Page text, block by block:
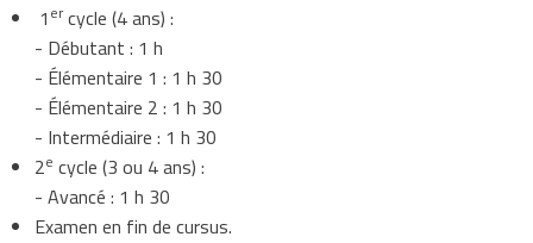
1 ercycle (4 ans) :
- Débutant : 1 h
- Élémentaire 1 : 1 h 30
- Élémentaire 2 : 1 h 30
- Intermédiaire : 1 h 30
2e cycle (3 ou 4 ans) :
- Avancé : 1 h 30
Examen en fin de cursus.